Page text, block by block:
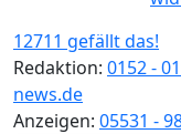
12711 gefällt das!
Redaktion: 0152 -
news.de
Anzeigen: 05531 -